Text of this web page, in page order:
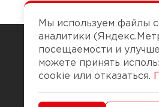
Чтобы вам
Мы используем файлы
аналитики
посещаемости и
можете принять
cookie или отказаться.